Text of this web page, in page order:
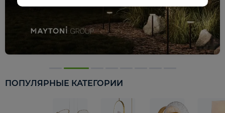
ПОПУЛЯРНЫЕ КАТЕГОРИИ